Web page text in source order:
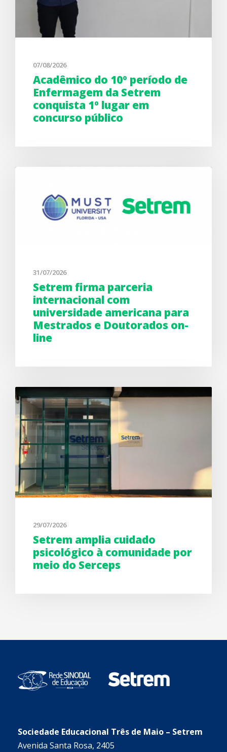
07/08/2026
Acadêmico do 10º período de
Enfermagem da Setrem
conquista 1º lugar em
concurso público
31/07/2026
Setrem firma parceria
internacional com
universidade americana para
Mestrados e Doutorados on-
line
29/07/2026
Setrem amplia cuidado
psicológico à comunidade por
meio do Serceps
Sociedade Educacional Três de Maio – Setrem
Avenida Santa Rosa, 2405